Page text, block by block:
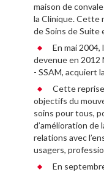
maison de
la Clinique. Cette
de Soins de Suite
En mai
devenue en 2012
- SSAM, acquiert
Cette reprise
objectifs du
soins pour tous,
d’amélioration de
relations avec
usagers,
En